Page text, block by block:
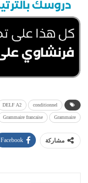
conditionnel
DELF A2
Grammaire
Grammaire francaise
مشاركة Facebook